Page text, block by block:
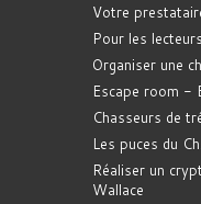
Votre
Pour les
Organiser une
Escape room -
Chasseurs de
Les puces du
Réaliser un
Wallace